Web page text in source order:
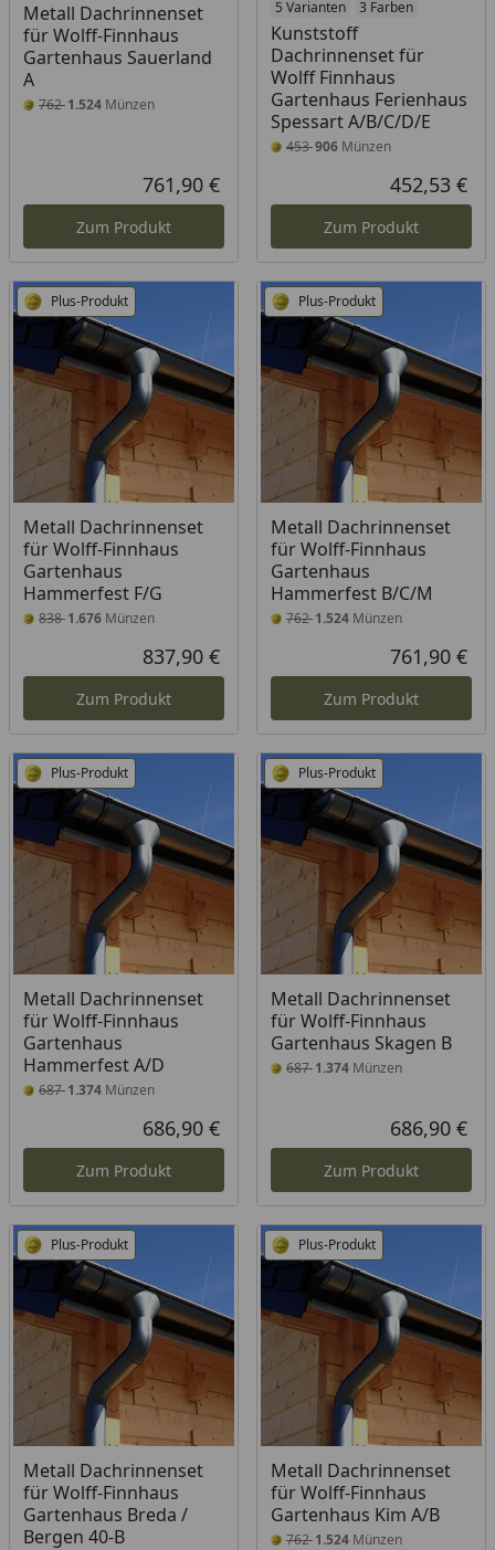
Metall Dachrinnenset
für Wolff-Finnhaus
Gartenhaus Sauerland
A
7621.524 Münzen
Aktueller Preis
761,90 €
Zum Produkt
5 Varianten 3 Farben
Kunststoff
Dachrinnenset für
Wolff Finnhaus
Gartenhaus Ferienhaus
Spessart A/B/C/D/E
453906Münzen
452,53 €
Zum Produkt
Plus-Produkt
Metall Dachrinnenset
für Wolff-Finnhaus
Gartenhaus
Hammerfest F/G
8381.676 Münzen
Aktueller Preis
837,90 €
Zum Produkt
Plus-Produkt
Metall Dachrinnenset
für Wolff-Finnhaus
Gartenhaus
Hammerfest B/C/M
7621.524Münzen
761,90 €
Zum Produkt
Plus-Produkt
Metall Dachrinnenset
für Wolff-Finnhaus
Gartenhaus
Hammerfest A/D
6871.374 Münzen
Aktueller Preis
686,90 €
Zum Produkt
Plus-Produkt
Metall Dachrinnenset
für Wolff-Finnhaus
Gartenhaus Skagen B
6871.374Münzen
686,90 €
Zum Produkt
Plus-Produkt
Metall Dachrinnenset
für Wolff-Finnhaus
Gartenhaus Breda /
Bergen 40-B
Plus-Produkt
Metall Dachrinnenset
für Wolff-Finnhaus
Gartenhaus Kim A/B
7621.524Münzen